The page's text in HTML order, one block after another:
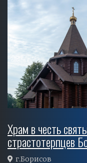
Храм в честь
страстотерпцев
г.Борисов